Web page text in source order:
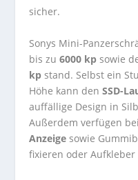
sicher.
Sonys Mini-
bis zu6000 kp sowie
kp stand. Selbst ein
Höhe kann denSSD-
auffällige Design in
Außerdem verfügen
Anzeige sowie
fixieren oder